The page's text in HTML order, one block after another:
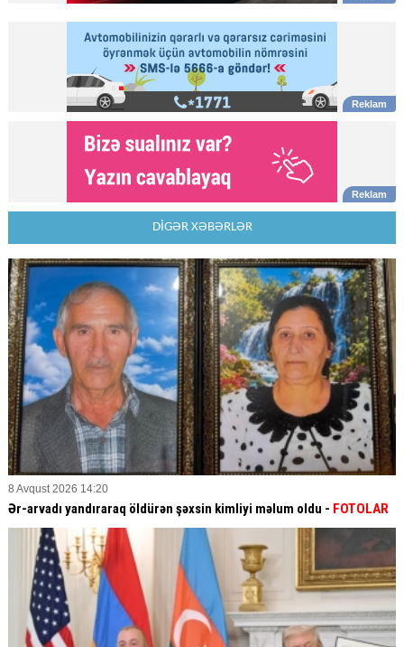
DİGƏR XƏBƏRLƏR
8 Avqust 2026 14:20
Ər-arvadı yandıraraq öldürən şəxsin kimliyi məlum oldu - FOTOLAR